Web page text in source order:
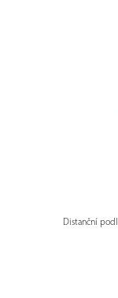
Distanční